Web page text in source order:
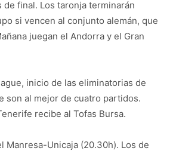
de final. Los taronja terminarán
si vencen al conjunto alemán, que
juegan el Andorra y el Gran
inicio de las eliminatorias de
son al mejor de cuatro partidos.
recibe al Tofas Bursa.
Manresa-Unicaja (20.30h). Los de